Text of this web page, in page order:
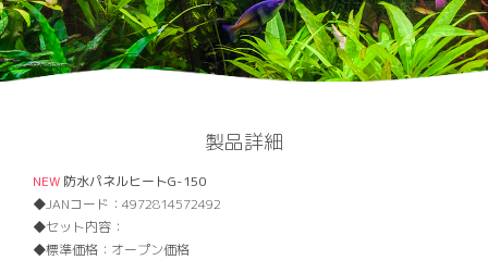
製品詳細
NEW 防水パネルヒートG-150
JANコード： 4972814572492
セット内容：
標準価格： オープン価格